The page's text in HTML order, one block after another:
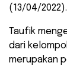
(13/04/2022).
Taufik
dari
merupakan